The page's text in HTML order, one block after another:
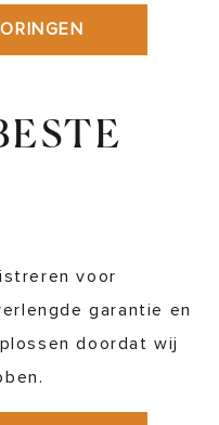
voor
garantie en
doordat wij